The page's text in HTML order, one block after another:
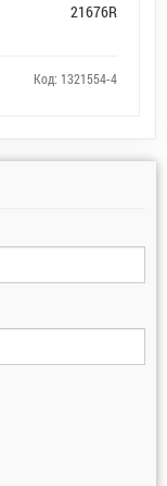
21676R
Код: 1321554-4